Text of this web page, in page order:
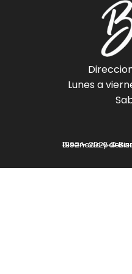
Lunes a
Diseñado y
1992 – 2025 ©